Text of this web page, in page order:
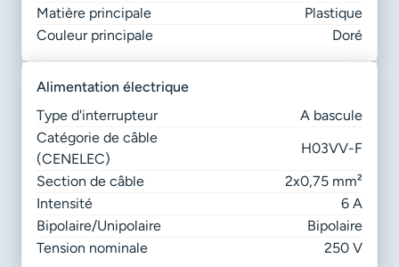
Matière principale
Plastique
Couleur principale
Doré
alimentation électrique
Type d'interrupteur
A bascule
Catégorie de câble
(CENELEC)
H03VV-F
Section de câble
2x0,75 mm²
Intensité
6 A
Bipolaire/Unipolaire
Bipolaire
Tension nominale
250 V